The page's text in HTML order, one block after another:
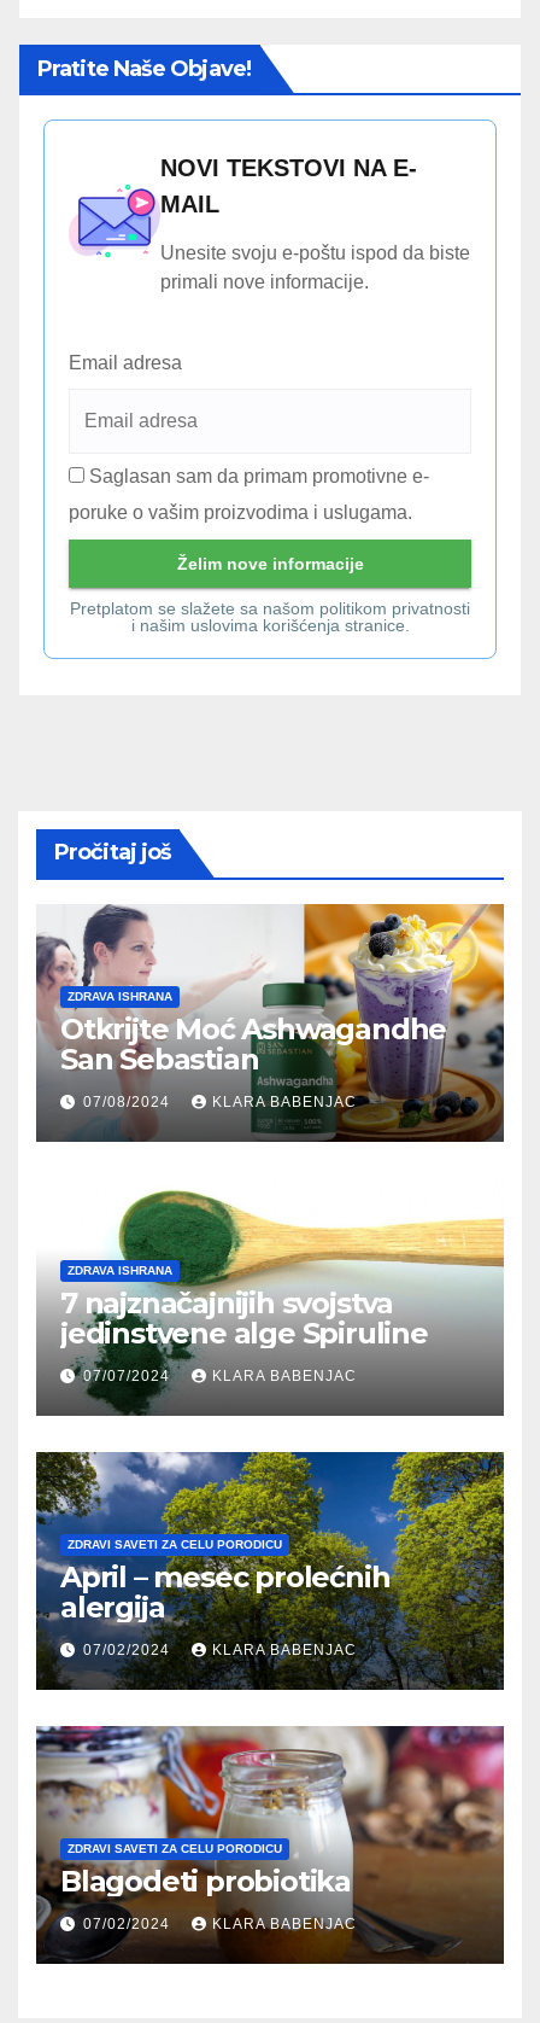
Pratite Naše Objave!
NOVI TEKSTOVI NA E-
MAIL
Unesite svoju e-poštu ispod da biste
primali nove informacije.
Email adresa
Saglasan sam da primam promotivne e-
poruke o vašim proizvodima i uslugama.
Pretplatom se slažete sa našom politikom privatnosti
i našim uslovima korišćenja stranice.
Pročitaj još
ZDRAVA ISHRANA
Otkrijte Moć Ashwagandhe
San Sebastian
07/08/2024 KLARA BABENJAC
ZDRAVA ISHRANA
7 najznačajnijih svojstva
jedinstvene alge Spiruline
07/07/2024 KLARA BABENJAC
ZDRAVI SAVETI ZA CELU PORODICU
April – mesec prolećnih
alergija
07/02/2024 KLARA BABENJAC
ZDRAVI SAVETI ZA CELU PORODICU
Blagodeti probiotika
07/02/2024 KLARA BABENJAC